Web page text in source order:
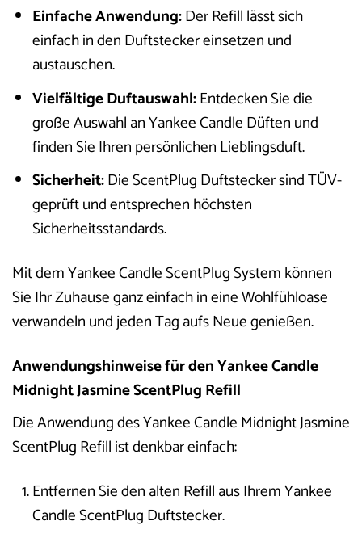
Einfache Anwendung:Der Refill lässt sich
einfach in den Duftstecker einsetzen und
austauschen.
Vielfältige Duftauswahl:Entdecken Sie die
große Auswahl an Yankee Candle Düften und
finden Sie Ihren persönlichen Lieblingsduft.
Sicherheit:Die ScentPlug Duftstecker sind TÜV-
geprüft und entsprechen höchsten
Sicherheitsstandards.
Mit dem Yankee Candle ScentPlug System können
Sie Ihr Zuhause ganz einfach in eine Wohlfühloase
verwandeln und jeden Tag aufs Neue genießen.
Anwendungshinweise für den Yankee Candle
Midnight Jasmine ScentPlug Refill
Die Anwendung des Yankee Candle Midnight Jasmine
ScentPlug Refill ist denkbar einfach:
Entfernen Sie den alten Refill aus Ihrem Yankee
Candle ScentPlug Duftstecker.